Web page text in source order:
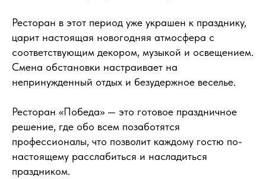
Ресторан в этот период уже украшен к празднику,
царит настоящая новогодняя атмосфера с
соответствующим декором, музыкой и освещением.
Смена обстановки настраивает на
непринужденный отдых и безудержное веселье.
Ресторан «Победа» — это готовое праздничное
решение, где обо всем позаботятся
профессионалы, что позволит каждому гостю по-
настоящему расслабиться и насладиться
праздником.